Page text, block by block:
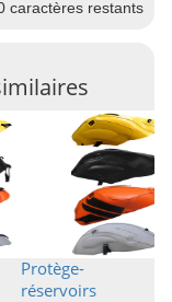
caractères restants
Protège-
réservoirs